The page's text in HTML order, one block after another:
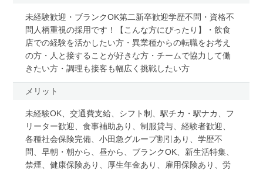
未経験歓迎・ブランクOK第二新卒歓迎学歴不問・資格不
問人柄重視の採用です！【こんな方にぴったり】・飲食
店での経験を活かしたい方・異業種からの転職をお考え
の方・人と接することが好きな方・チームで協力して働
きたい方・調理も接客も幅広く挑戦したい方
メリット
未経験OK、交通費支給、シフト制、駅チカ・駅ナカ、フ
リーター歓迎、食事補助あり、制服貸与、経験者歓迎、
各種社会保険完備、小田急グループ割引あり、学歴不
問、早朝・朝から、昼から、ブランクOK、新生活特集、
禁煙、健康保険あり、厚生年金あり、雇用保険あり、労